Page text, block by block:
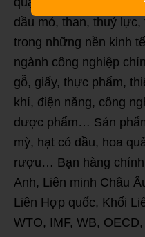
dầu mỏ, than, thuỷ
trong những nền kinh
ngành công nghiệp
gỗ, giấy, thực phẩm,
khí, điện năng, công
dược phẩm… Sản
mỳ, hạt có dầu, hoa
rượu… Bạn hàng
Anh, Liên minh Châu
Liên Hợp quốc, Khối
WTO, IMF, WB,